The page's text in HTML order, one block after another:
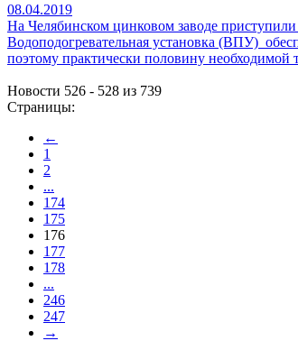
08.04.2019
На Челябинском цинковом заводе
Водоподогревательная установка (ВПУ)
поэтому практически половину необходимой
Новости 526 - 528 из 739
Страницы:
←
1
2
...
174
175
176
177
178
...
246
247
→